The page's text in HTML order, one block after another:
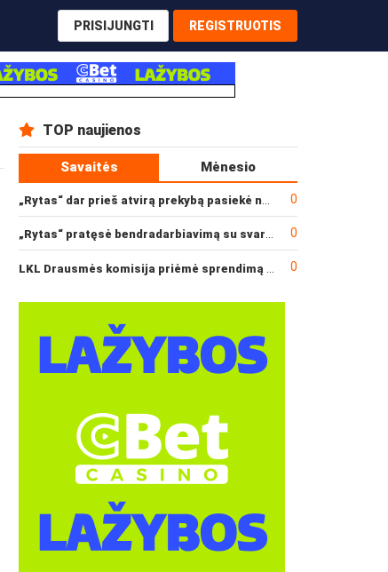
PRISIJUNGTI REGISTRUOTIS
TOP naujienos
Savaitės Mėnesio
0
„Rytas“ pratęsė bendradarbiavimą su svarbiu rėmėju 0
0